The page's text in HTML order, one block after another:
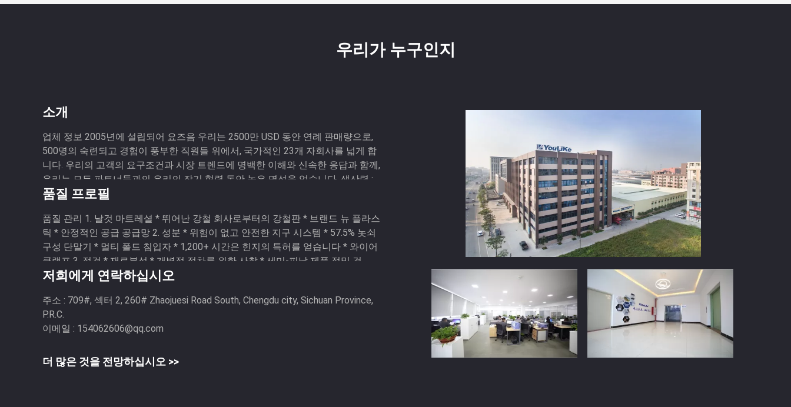
우리가 누구인지
소개
업체 정보 2005년에 설립되어 요즈음 우리는 2500만 USD 동안 연례 판매량으로,
500명의 숙련되고 경험이 풍부한 직원들 위에서, 국가적인 23개 자회사를 넓게 합
니다. 우리의 고객의 요구조건과 시장 트렌드에 명백한 이해와 신속한 응답과 함께,
우리는 모든 파트너들과의 우리의 장기 협력 동안 높은 명성을 얻습니다. 생산력 : 1.
금속성 공정 라인, ...
품질 프로필
품질 관리 1. 날것 마트레셜 * 뛰어난 강철 회사로부터의 강철판 * 브랜드 뉴 플라스
틱 * 안정적인 공급 공급망 2. 성분 * 위험이 없고 안전한 지구 시스템 * 57.5% 놋쇠
구성 단말기 * 멀티 폴드 침입자 * 1,200+ 시간은 힌지의 특허를 얻습니다 * 와이어
클램프 3. 점검 * 재료분석 * 개별적 절차를 위한 사찰 * 세미-피날 제품 정밀 검...
저희에게 연락하십시오
주소 : 709#, 섹터 2, 260# Zhaojuesi Road South, Chengdu city, Sichuan Province,
P.R.C.
이메일 : 154062606@qq.com
더 많은 것을 전망하십시오 >>